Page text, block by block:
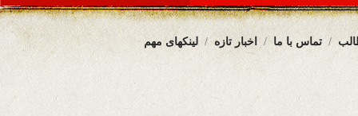
لینکهای مهم اخبار تازه تماس با ما